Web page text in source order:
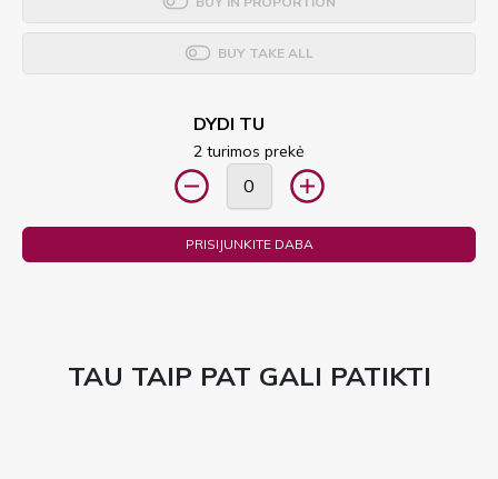
BUY TAKE ALL
DYDI TU
2 turimos prekė
PRISIJUNKITE DABA
TAU TAIP PAT GALI PATIKTI